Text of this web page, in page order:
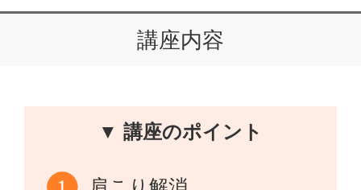
講座内容
▼ 講座のポイント